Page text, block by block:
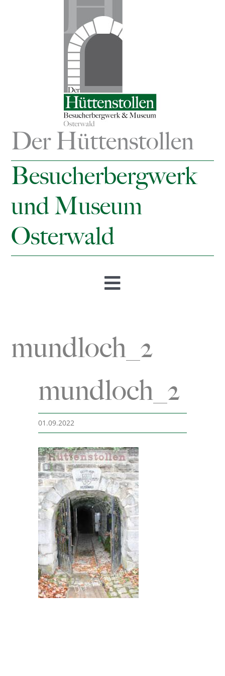
Der Hüttenstollen
Besucherbergwerk
und Museum
Osterwald
Toggle
Öffnungszeiten & Preise
Museum
Bergmannsweg
Hallo Kinder
Blog
mundloch_2
mundloch_2
01.09.2022